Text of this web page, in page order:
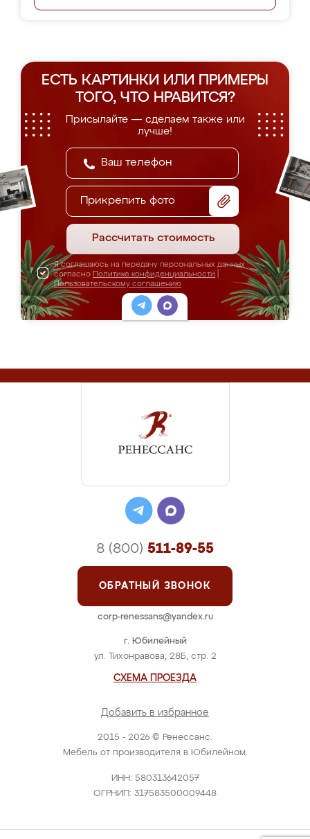
ЕСТЬ КАРТИНКИ ИЛИ ПРИМЕРЫ
ТОГО, ЧТО НРАВИТСЯ?
Присылайте — сделаем также или
лучше!
Прикрепить фото
Рассчитать стоимость
Я соглашаюсь на передачу персональных данных
согласно Политике конфиденциальности
Пользовательскому соглашению
2015 - 2026 © Ренессанс.
Мебель от производителя в Юбилейном.
ИНН: 580313642057
ОГРНИП: 317583500009448
г. Юбилейный
ул. Тихонравова, 28Б, стр. 2
СХЕМА ПРОЕЗДА
Добавить в избранное
8 (800) 511-89-55
ОБРАТНЫЙ ЗВОНОК
corp-renessans@yandex.ru